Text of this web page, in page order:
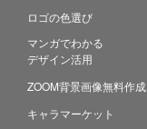
ロゴの色選び
マンガでわかる
デザイン活用
ZOOM背景画像無料作成
キャラマーケット